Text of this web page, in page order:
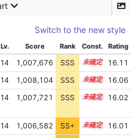
Switch to the new style
Lv. Score Rank Const. Rating
14 1,007,676 SSS 14.1
16.11
14 1,008,104 SSS 14.0
16.06
14 1,007,721 SSS 14.0 16.02
14 1,006,582 SS+ 14.2
16.01